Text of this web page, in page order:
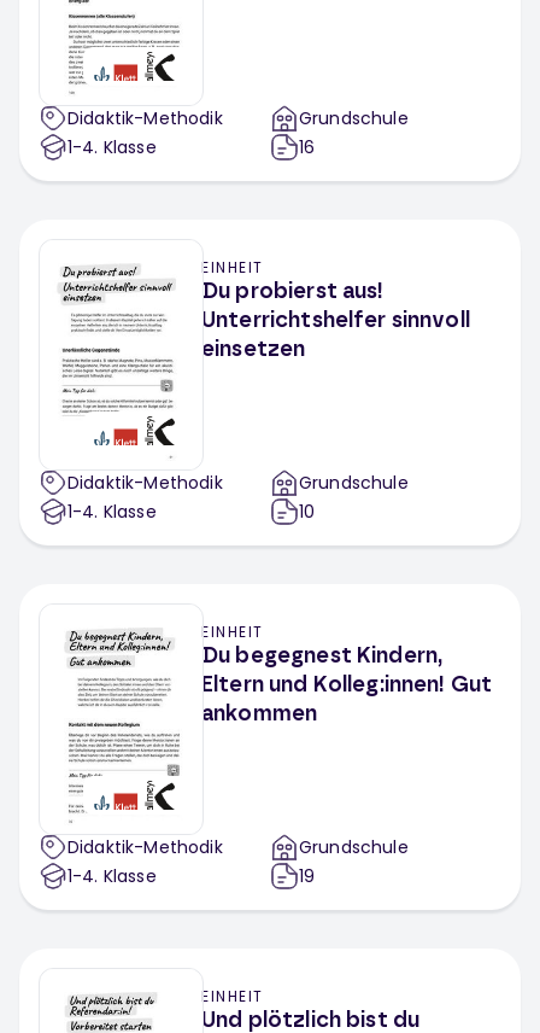
Didaktik-Methodik
1-4. Klasse
Grundschule
16
EINHEIT
Du probierst aus!
Unterrichtshelfer sinnvoll
einsetzen
Didaktik-Methodik
1-4. Klasse
Grundschule
10
EINHEIT
Du begegnest Kindern,
Eltern und Kolleg:innen! Gut
ankommen
Didaktik-Methodik
1-4. Klasse
Grundschule
19
EINHEIT
Und plötzlich bist du